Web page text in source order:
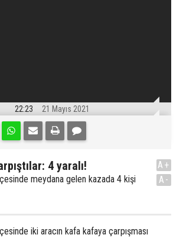
22:23 21 Mayıs 2021
4 yaralı!
meydana gelen kazada 4 kişi
A+
A-
iki aracın kafa kafaya çarpışması